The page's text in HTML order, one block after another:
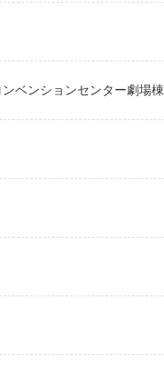
ベンションセンター劇場棟